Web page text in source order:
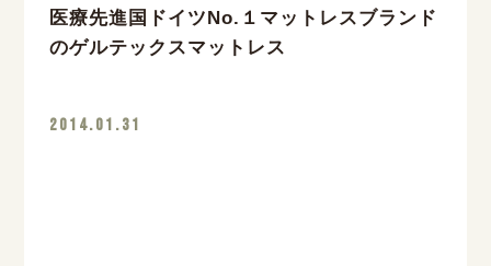
医療先進国ドイツNo.１マットレスブランド
のゲルテックスマットレス
2014.01.31